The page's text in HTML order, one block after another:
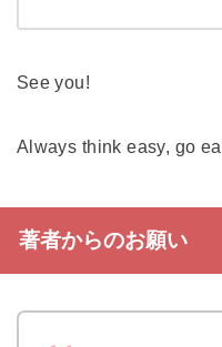
See you!
Always think easy, go
著者からのお願い